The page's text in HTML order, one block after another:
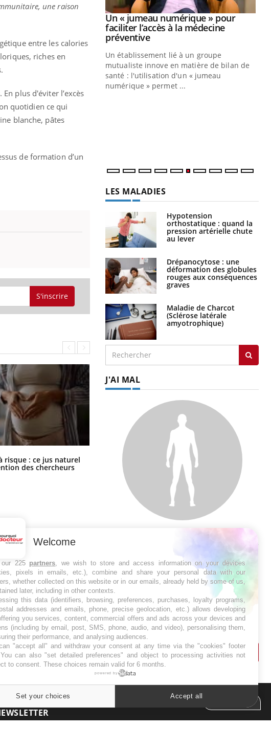
une raison
entre les calories
riches en
plus d'éviter l’excès
quotidien ce qui
blanche, pâtes
de formation d’un
S'inscrire
risque : ce jus naturel
des chercheurs
Comment oublier les écrans en
vacances ?
2026
atteintes de
période de questions, de
Youtube
Un « jumeau numérique » pour
faciliter l’accès à la médecine
préventiveYoutube
Un établissement lié à un groupe
mutualiste innove en matière de bilan de
santé : l'utilisation d'un « jumeau
numérique » permet ...
LES MALADIES
Hypotension
orthostatique : quand la
pression artérielle chute
au lever
Drépanocytose : une
déformation des globules
rouges aux conséquences
graves
Maladie de Charcot
(Sclérose latérale
amyotrophique)
J'AI MAL
Douleurs de l’avant-pied :
des métatarsalgies à 90 %
liées à problème d’appui
Mauvaise haleine : il faut
améliorer l’hygiène
bucco-dentaire
Welcome
225 partners, we wish to store and access information on your devices
pixels in emails, etc.), combine and share your personal data with our
whether collected on this website or in our emails, already held by some of us,
later, including in other contexts.
this data (identifiers, browsing, preferences, purchases, loyalty programs,
addresses and emails, phone, precise geolocation, etc.) allows developing
you services, content, commercial offers and ads across your devices and
(including by email, post, SMS, phone, audio, and video), personalising them,
their performance, and analysing audiences.
"accept all" and withdraw your consent at any time via the "cookies" footer
can also "set detailed preferences" and object to processing activities not
to consent. These choices remain valid for 6 months.
powered by
Set your choices Accept all